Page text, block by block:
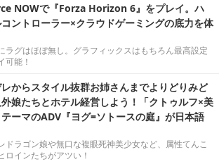
NOWで『Forza Horizon 6』をプレイ。ハ
ントローラー×クラウドゲーミングの底力を体
ラグはほぼ無し。グラフィックスはもちろん最高設定
可能！
からスタイル抜群お姉さんまでよりどりみど
外娘たちとホテル経営しよう！「クトゥルフ×美
ーマのADV『ヨグ=ソトースの庭』が日本語
ドラゴン娘や無口な複眼死神美少女など、属性てんこ
ロインたちがアツい！